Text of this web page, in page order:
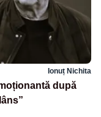
Ionuț Nichita
după